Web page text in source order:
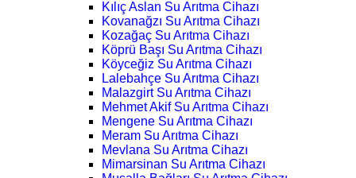
Kılıç Aslan Su Arıtma Cihazı
Kovanağzı Su Arıtma Cihazı
Kozağaç Su Arıtma Cihazı
Köprü Başı Su Arıtma Cihazı
Köyceğiz Su Arıtma Cihazı
Lalebahçe Su Arıtma Cihazı
Malazgirt Su Arıtma Cihazı
Mehmet Akif Su Arıtma Cihazı
Mengene Su Arıtma Cihazı
Meram Su Arıtma Cihazı
Mevlana Su Arıtma Cihazı
Mimarsinan Su Arıtma Cihazı